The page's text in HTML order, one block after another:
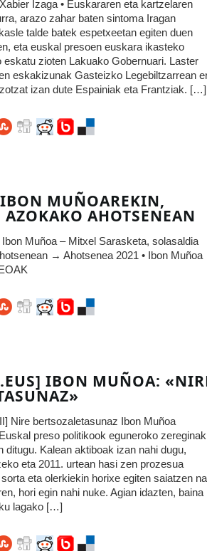
Izaga • Euskararen eta kartzelaren
arazo zahar baten sintoma Iragan
talde batek espetxeetan egiten duen
eta euskal presoen euskara ikasteko
zioten Lakuako Gobernuari. Laster
eskakizunak Gasteizko Legebiltzarrean
izan dute Espainiak eta Frantziak. […]
MUÑOAREKIN,
AHOTSENEAN
Muñoa – Mitxel Sarasketa, solasaldia
→ Ahotsenea 2021 • Ibon
IBON MUÑOA:
Nire bertsozaletasunaz Ibon Muñoa
preso politikook eguneroko zereginak
ditugu. Kalean aktiboak izan nahi dugu,
eta 2011. urtean hasi zen prozesua
eta olerkiekin horixe egiten saiatzen
hori egin nahi nuke. Agian idazten, baina
lagako […]